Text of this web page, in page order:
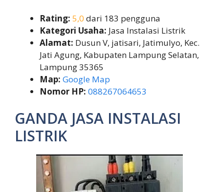
Rating: 5,0 dari 183 pengguna
Kategori Usaha: Jasa Instalasi Listrik
Alamat: Dusun V, jatisari, Jatimulyo, Kec.
Jati Agung, Kabupaten Lampung Selatan,
Lampung 35365
Map: Google Map
Nomor HP: 088267064653
GANDA JASA INSTALASI
LISTRIK